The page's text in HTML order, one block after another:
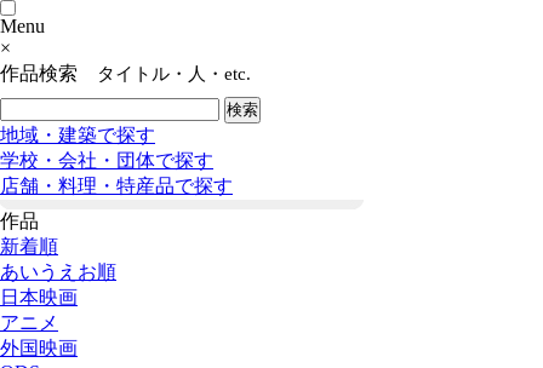
Menu
×
作品検索
タイトル・人・etc.
地域・建築で探す
学校・会社・団体で探す
店舗・料理・特産品で探す
作品
新着順
あいうえお順
日本映画
アニメ
外国映画